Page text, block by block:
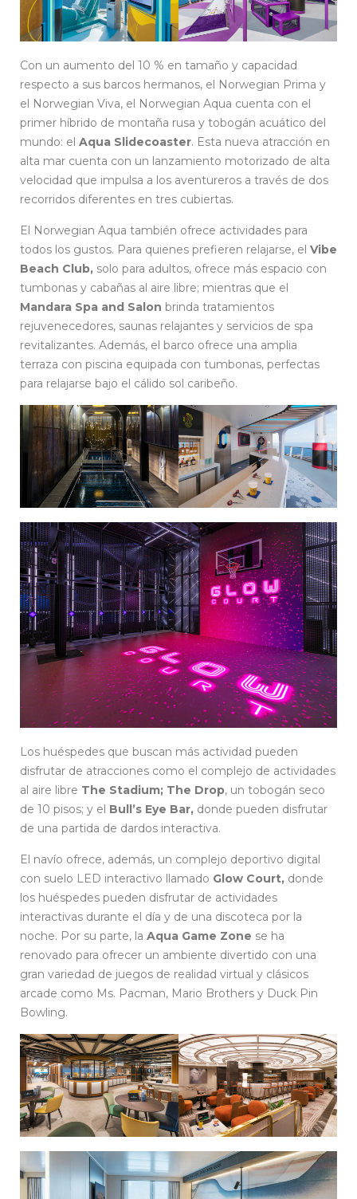
Con un aumento del 10 % en tamaño y capacidad
respecto a sus barcos hermanos, el Norwegian Prima y
el Norwegian Viva, el Norwegian Aqua cuenta con el
primer híbrido de montaña rusa y tobogán acuático del
mundo: el Aqua Slidecoaster. Esta nueva atracción en
alta mar cuenta con un lanzamiento motorizado de alta
velocidad que impulsa a los aventureros a través de dos
recorridos diferentes en tres cubiertas.
El Norwegian Aqua también ofrece actividades para
todos los gustos. Para quienes prefieren relajarse, el Vibe
Beach Club, solo para adultos, ofrece más espacio con
tumbonas y cabañas al aire libre; mientras que el
Mandara Spa and Salon brinda tratamientos
rejuvenecedores, saunas relajantes y servicios de spa
revitalizantes. Además, el barco ofrece una amplia
terraza con piscina equipada con tumbonas, perfectas
para relajarse bajo el cálido sol caribeño.
Los huéspedes que buscan más actividad pueden
disfrutar de atracciones como el complejo de actividades
al aire libre The Stadium; The Drop, un tobogán seco
de 10 pisos; y el Bull’s Eye Bar, donde pueden disfrutar
de una partida de dardos interactiva.
El navío ofrece, además, un complejo deportivo digital
con suelo LED interactivo llamado Glow Court, donde
los huéspedes pueden disfrutar de actividades
interactivas durante el día y de una discoteca por la
noche. Por su parte, la Aqua Game Zone se ha
renovado para ofrecer un ambiente divertido con una
gran variedad de juegos de realidad virtual y clásicos
arcade como Ms. Pacman, Mario Brothers y Duck Pin
Bowling.